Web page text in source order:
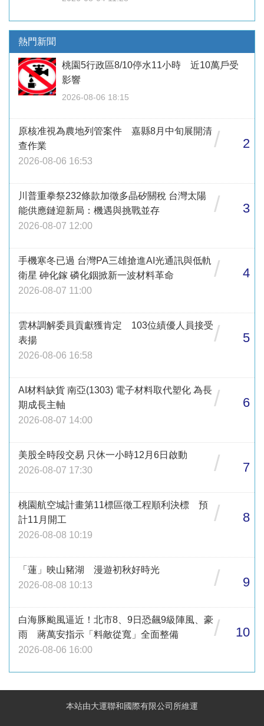
熱門新聞
桃園5行政區8/10停水11小時 近10萬戶受
影響
2026-08-06 18:15
原核准視為農地列管案件 嘉縣8月中旬展開清
查作業
2026-08-06 16:53
/ 2
川普重拳祭232條款加徵多晶矽關稅 台灣太陽
能供應鏈迎新局：機遇與挑戰並存
2026-08-07 12:00
/ 3
手機寒冬已過 台灣PA三雄搶進AI光通訊與低軌
衛星 砷化鎵 磷化銦掀新一波材料革命
2026-08-07 11:00
/ 4
雲林調解委員貢獻獲肯定 103位績優人員接受
表揚
2026-08-06 16:58
/ 5
AI材料缺貨 南亞(1303) 電子材料取代塑化 為長
期成長主軸
2026-08-07 14:00
/ 6
美股全時段交易 只休一小時12月6日啟動
2026-08-07 17:30
/ 7
桃園航空城計畫第11標區徵工程順利決標 預
計11月開工
2026-08-08 10:19
/ 8
「蓮」映山豬湖 漫遊初秋好時光
2026-08-08 10:13
/ 9
白海豚颱風逼近！北市8、9日恐飆9級陣風、豪
雨 蔣萬安指示「料敵從寬」全面整備
2026-08-06 16:00
/ 10
本站由大運聯和國際有限公司所維運